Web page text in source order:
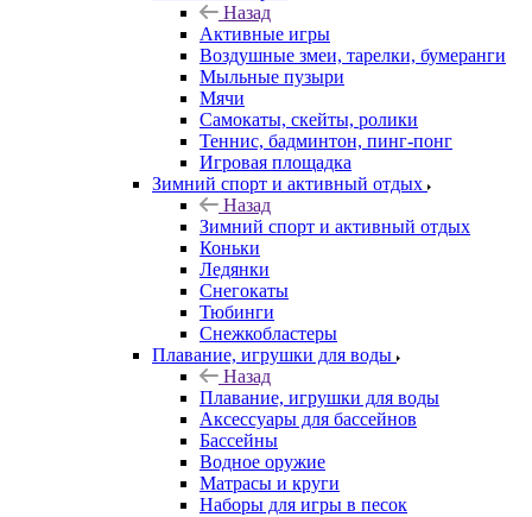
Назад
Активные игры
Воздушные змеи, тарелки, бумеранги
Мыльные пузыри
Мячи
Самокаты, скейты, ролики
Теннис, бадминтон, пинг-понг
Игровая площадка
Зимний спорт и активный отдых
Назад
Зимний спорт и активный отдых
Коньки
Ледянки
Снегокаты
Тюбинги
Снежкобластеры
Плавание, игрушки для воды
Назад
Плавание, игрушки для воды
Аксессуары для бассейнов
Бассейны
Водное оружие
Матрасы и круги
Наборы для игры в песок